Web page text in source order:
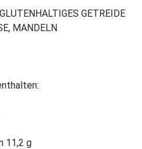
GETREIDE
MANDELN
11,2 g